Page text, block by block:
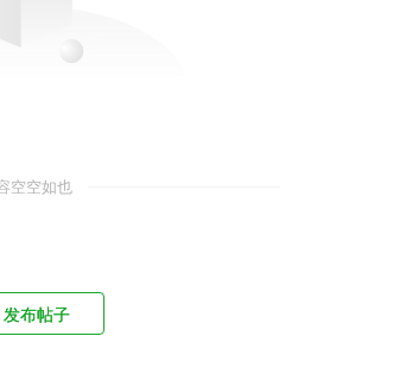
空空如也
发布帖子